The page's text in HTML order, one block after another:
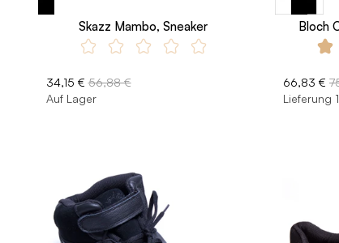
Skazz Mambo, Sneaker
34,15 € 56,88 €
Auf Lager
Bloch
66,83 €
Lieferung